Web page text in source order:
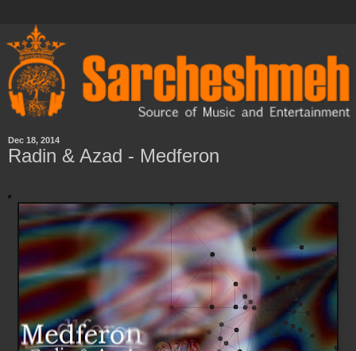
Dec 18, 2014
Radin & Azad - Medferon